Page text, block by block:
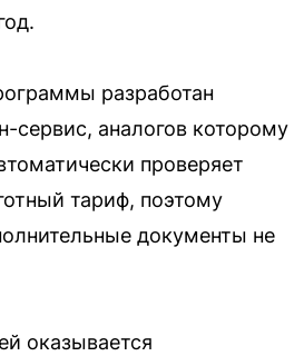
разработан
сервис, аналогов которому
проверяет
тариф, поэтому
документы не
оказывается